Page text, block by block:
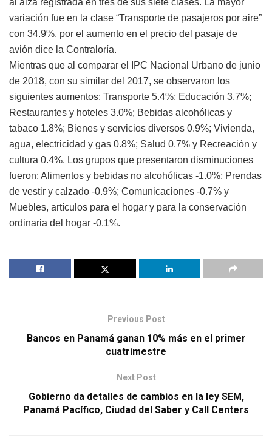
variación fue en la clase “Transporte de pasajeros por aire”
con 34.9%, por el aumento en el precio del pasaje de
avión dice la Contraloría.
Mientras que al comparar el IPC Nacional Urbano de junio
de 2018, con su similar del 2017, se observaron los
siguientes aumentos: Transporte 5.4%; Educación 3.7%;
Restaurantes y hoteles 3.0%; Bebidas alcohólicas y
tabaco 1.8%; Bienes y servicios diversos 0.9%; Vivienda,
agua, electricidad y gas 0.8%; Salud 0.7% y Recreación y
cultura 0.4%. Los grupos que presentaron disminuciones
fueron: Alimentos y bebidas no alcohólicas -1.0%; Prendas
de vestir y calzado -0.9%; Comunicaciones -0.7% y
Muebles, artículos para el hogar y para la conservación
ordinaria del hogar -0.1%.
Previous Post
Bancos en Panamá ganan 10% más en el primer
cuatrimestre
Next Post
Gobierno da detalles de cambios en la ley SEM,
Panamá Pacífico, Ciudad del Saber y Call Centers